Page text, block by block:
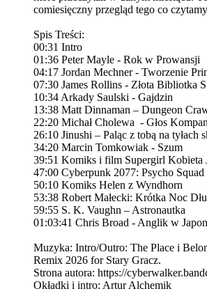
comiesięczny przegląd tego co
Spis Treści:
00:31 Intro
01:36 Peter Mayle - Rok w Prowansji
04:17 Jordan Mechner - Tworzenie
07:30 James Rollins - Złota Bibliotka
10:34 Arkady Saulski - Gajdzin
13:38 Matt Dinnaman – Dungeon
22:20 Michał Cholewa - Głos
26:10 Jinushi – Paląc z tobą na tyłach
34:20 Marcin Tomkowiak - Szum
39:51 Komiks i film Supergirl Kobieta
47:00 Cyberpunk 2077: Psycho Squad
50:10 Komiks Helen z Wyndhorn
53:38 Robert Małecki: Krótka Noc
59:55 S. K. Vaughn – Astronautka
01:03:41 Chris Broad - Anglik w
Muzyka: Intro/Outro: The Place i
Remix 2026 for Stary Gracz.
Strona autora: https://
Okładki i intro: Artur Alchemik